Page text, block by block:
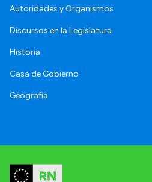
Autoridades y Organismos
Discursos en la Legislatura
Historia
Casa de Gobierno
Geografía